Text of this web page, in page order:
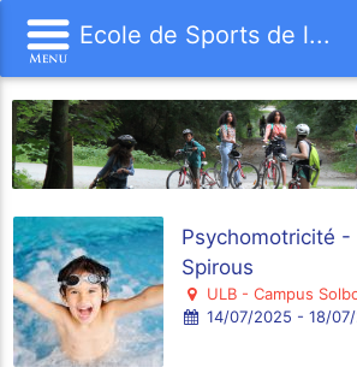
Ecole de Sports de l...
Psychomotricité -
Spirous
ULB - Campus
14/07/2025 - 18/